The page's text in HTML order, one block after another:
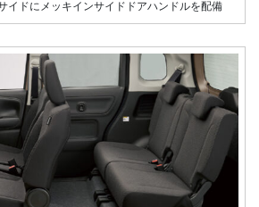
イドにメッキインサイドドアハンドルを配備